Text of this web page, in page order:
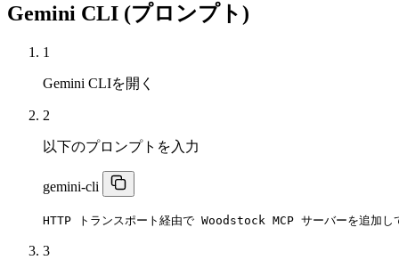
Gemini CLI (プロンプト)
1
Gemini CLIを開く
2
以下のプロンプトを入力
gemini-cli
HTTP トランスポート経由で Woodstock MCP サーバーを追加
3